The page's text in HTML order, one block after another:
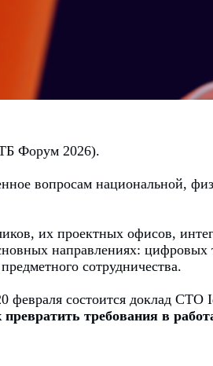
Форум 2026).
вопросам национальной,
их проектных офисов,
направлениях: цифровых
сотрудничества.
февраля состоится доклад CTO
требования в